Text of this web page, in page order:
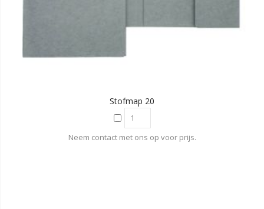
Stofmap 20
Neem contact met ons op voor prijs.